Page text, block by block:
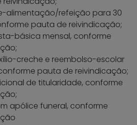
alimentação/refeição para 30
pauta de reivindicação;
básica mensal, conforme
creche e reembolso-escolar
pauta de reivindicação;
de titularidade, conforme
apólice funeral, conforme